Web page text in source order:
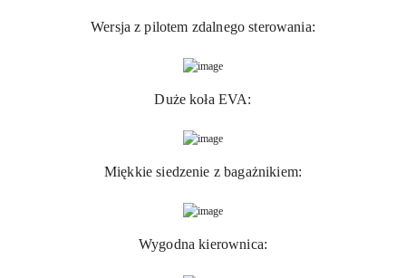
Wersja z pilotem zdalnego sterowania:
Duże koła EVA:
Miękkie siedzenie z bagażnikiem:
Wygodna kierownica: